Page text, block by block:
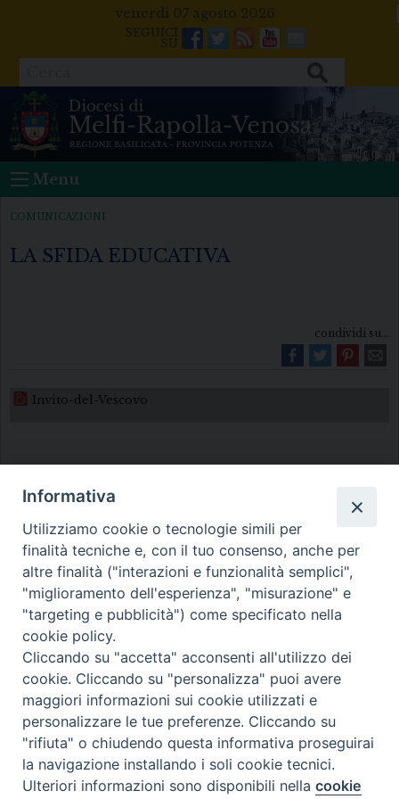
venerdì 07 agosto 2026
Facebook
Twitter
FeedsYoutube
Mail
Menu
COMUNICAZIONI
LA SFIDA EDUCATIVA
condividi su...
Invito-del-Vescovo
Diocesi di Melfi Rapolla Venosa
• Largo Duomo, 12 - 85025 MELFI (PZ) •
Tel. 0972238604
PEC ufficiale della Diocesi:
diocesi.melfi_rapolla_venosa@legalmail.it
Preferenze Cookie
Informativa
Utilizziamo cookie o tecnologie simili per
finalità tecniche e, con il tuo consenso, anche per
altre finalità ("interazioni e funzionalità semplici",
"miglioramento dell'esperienza", "misurazione" e
"targeting e pubblicità") come specificato nella
cookie policy.
Cliccando su "accetta" acconsenti all'utilizzo dei
cookie. Cliccando su "personalizza" puoi avere
maggiori informazioni sui cookie utilizzati e
personalizzare le tue preferenze. Cliccando su
"rifiuta" o chiudendo questa informativa proseguirai
la navigazione installando i soli cookie tecnici.
Ulteriori informazioni sono disponibili nellacookie